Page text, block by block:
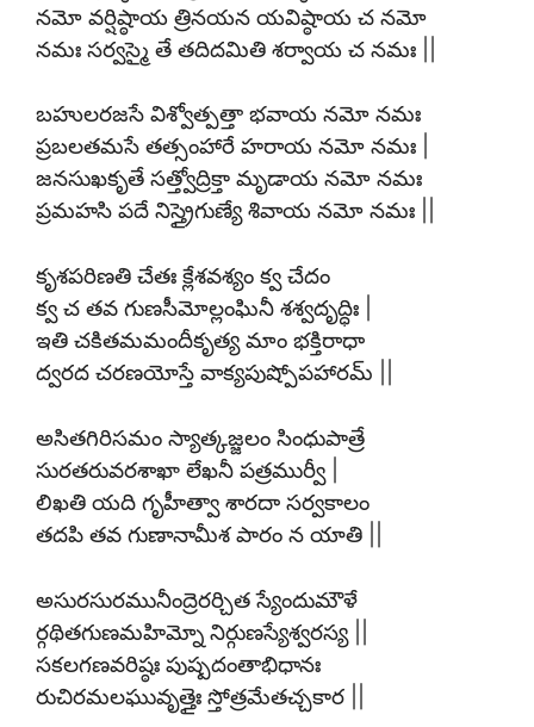
నమో వర్షిష్ఠాయ త్రినయన యవిష్ఠాయ చ నమో
నమః సర్వస్మై తే తదిదమితి శర్వాయ చ నమః ||
బహులరజసే విశ్వోత్పత్తా భవాయ నమో నమః
ప్రబలతమసే తత్సంహారే హరాయ నమో నమః |
జనసుఖకృతే సత్త్వోద్రిక్తా మృడాయ నమో నమః
ప్రమహసి పదే నిస్త్రైగుణ్యే శివాయ నమో నమః ||
కృశపరిణతి చేతః క్లేశవశ్యం క్వ చేదం
క్వ చ తవ గుణసీమోల్లంఘినీ శశ్వదృద్ధిః |
ఇతి చకితమమందీకృత్య మాం భక్తిరాధా
ద్వరద చరణయోస్తే వాక్యపుష్పోపహారమ్ ||
అసితగిరిసమం స్యాత్కజ్జలం సింధుపాత్రే
సురతరువరశాఖా లేఖనీ పత్రముర్వీ |
లిఖతి యది గృహీత్వా శారదా సర్వకాలం
తదపి తవ గుణానామీశ పారం న యాతి ||
అసురసురమునీంద్రెరర్చిత స్యేందుమౌళే
ర్గథితగుణమహిమ్నో నిర్గుణస్యేశ్వరస్య ||
సకలగణవరిష్ఠః పుష్పదంతాభిధానః
రుచిరమలఘువృత్తైః స్తోత్రమేతచ్చకార ||